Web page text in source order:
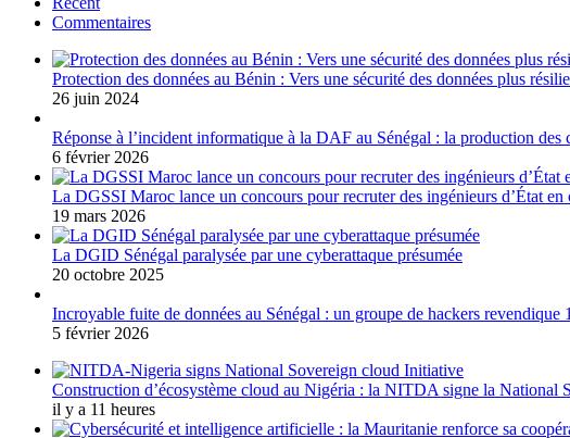
Commentaires
Protection des données au Bénin : Vers une sécurité des données plus
26 juin 2024
Réponse à l’incident informatique à la DAF au Sénégal : la production des
6 février 2026
La DGSSI Maroc lance un concours pour recruter des ingénieurs d’État en
19 mars 2026
La DGID Sénégal paralysée par une cyberattaque présumée
20 octobre 2025
Incroyable fuite de données au Sénégal : un groupe de hackers
5 février 2026
Construction d’écosystème cloud au Nigéria : la NITDA signe la National
il y a 11 heures